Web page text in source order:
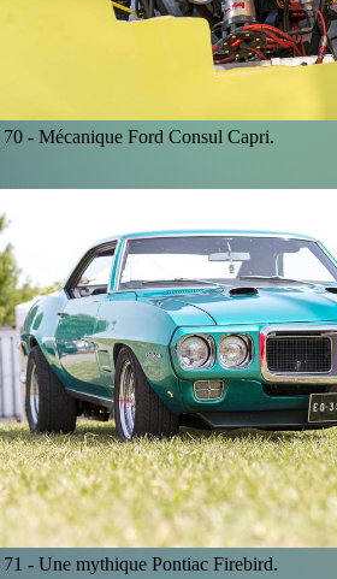
70 -Mécanique Ford Consul Capri.
71 -Une mythique Pontiac Firebird.